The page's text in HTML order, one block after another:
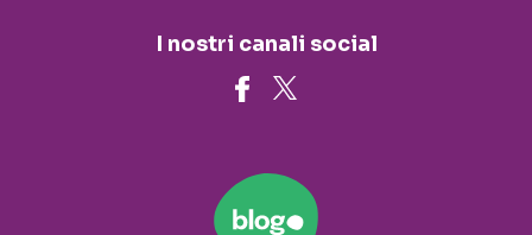
I nostri canali social